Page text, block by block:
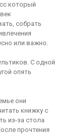
который
собрать
или важно.
С одной
опять
они
книжку с
из-за стола
прочтения